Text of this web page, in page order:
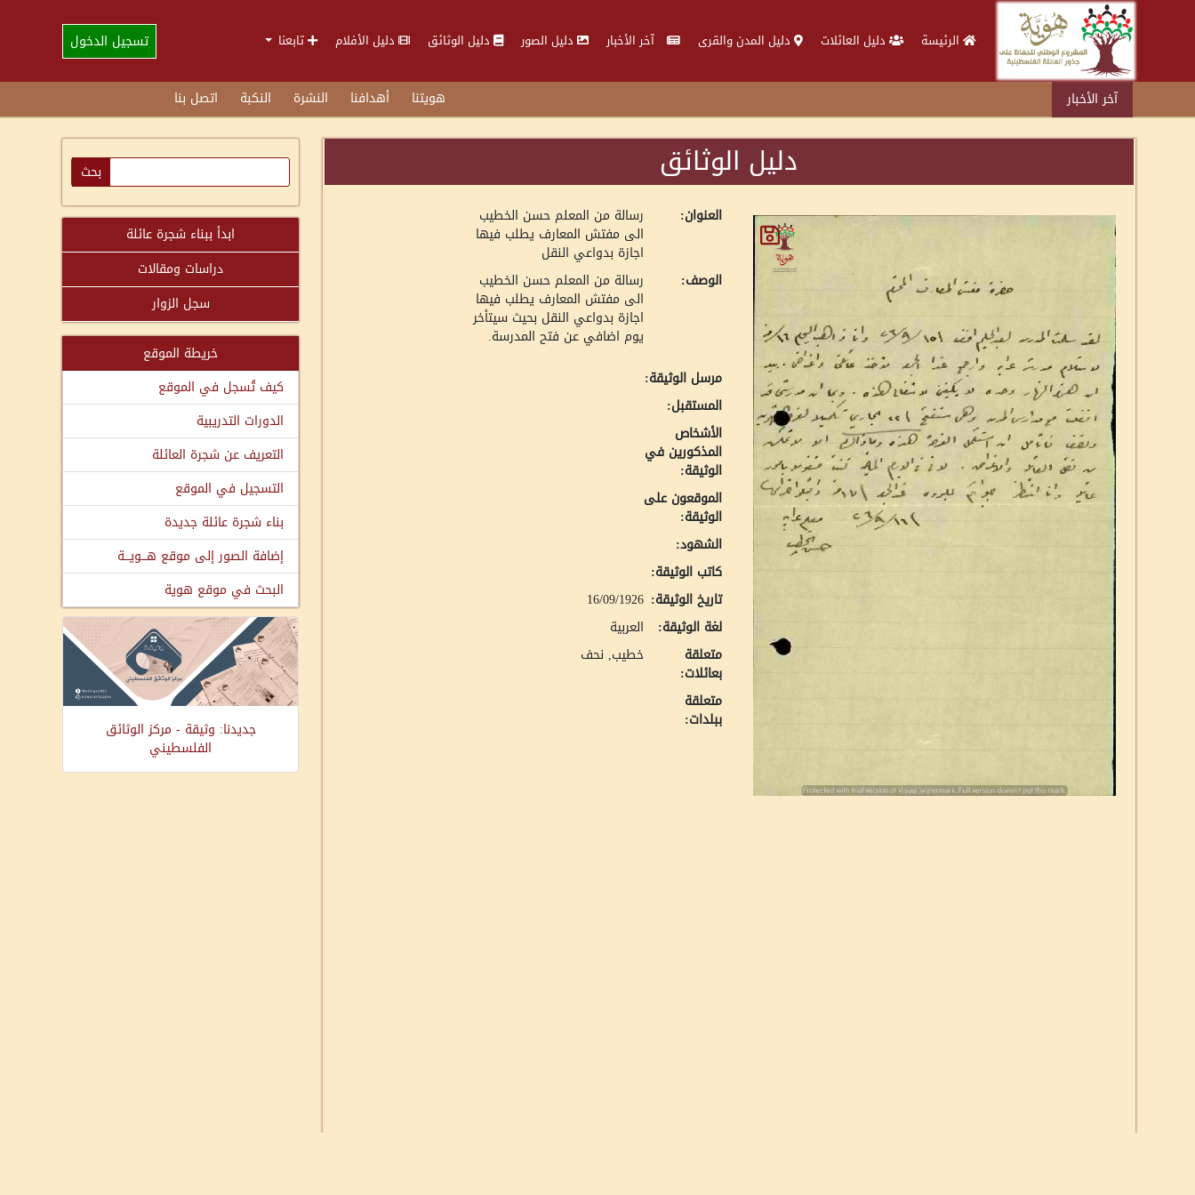
الرئيسة دليل العائلات دليل المدن والقرى آخر الأخبار دليل الصور دليل الوثائق دليل الأفلام تابعنا تسجيل الدخول
آخر الأخبار هويتنا أهدافنا النشرة النكبة اتصل بنا
دليل الوثائق
العنوان: رسالة من المعلم حسن الخطيب
الى مفتش المعارف يطلب فيها
اجازة بدواعي النقل
الوصف:
رسالة من المعلم حسن الخطيب
الى مفتش المعارف يطلب فيها
اجازة بدواعي النقل بحيث سيتأخر
يوم اضافي عن فتح المدرسة.
مرسل الوثيقة:
المستقبل:
الأشخاص
المذكورين في
الوثيقة:
الموقعون على
الوثيقة:
الشهود:
كاتب الوثيقة:
تاريخ الوثيقة: 16/09/1926
لغة الوثيقة:
العربية
متعلقة
بعائلات:
خطيب, نحف
متعلقة
ببلدات:
ابدأ ببناء شجرة عائلة
دراسات ومقالات
سجل الزوار
خريطة الموقع
كيف تُسجل في الموقع
الدورات التدريبية
التعريف عن شجرة العائلة
التسجيل في الموقع
بناء شجرة عائلة جديدة
إضافة الصور إلى موقع هـــويـــة
البحث في موقع هوية
جديدنا: وثيقة - مركز الوثائق
الفلسطيني